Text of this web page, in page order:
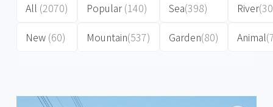
All (2070)
New (60)
Popular(140)
Mountain(537)
Sea(398)
Garden(80)
River
Animal